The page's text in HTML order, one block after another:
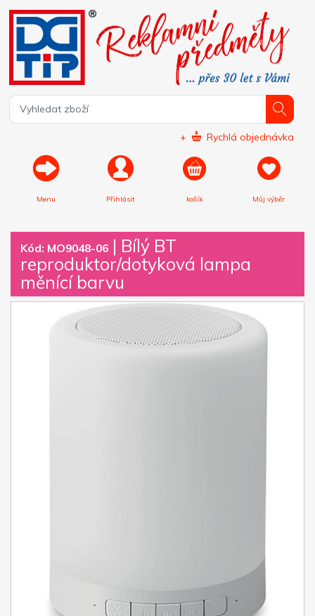
+ Rychlá objednávka
Menu Přihlásit košík Můj výběr
Kód: MO9048-06 | Bílý BT
reproduktor/dotyková lampa
měnící barvu